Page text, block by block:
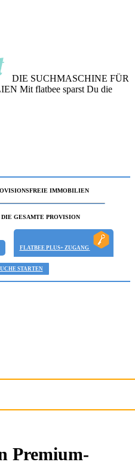
DIE SUCHMASCHINE FÜR
Mit flatbee sparst Du die
IMMOBILIEN
GESAMTE PROVISION
FLATBEE PLUS+ ZUGANG
STARTEN
Premium-